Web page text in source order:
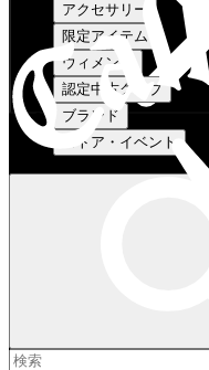
アクセサリー
限定アイテム
ウィメンズ
認定中古クラブ
ブランド
ストア・イベント